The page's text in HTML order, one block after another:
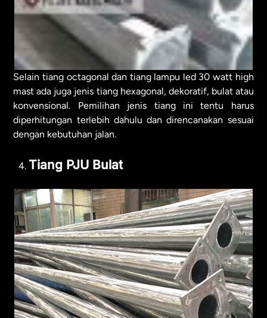
Selain tiang octagonal dan tiang lampu led 30 watt high
mast ada juga jenis tiang hexagonal, dekoratif, bulat atau
konvensional. Pemilihan jenis tiang ini tentu harus
diperhitungan terlebih dahulu dan direncanakan sesuai
dengan kebutuhan jalan.
Tiang PJU Bulat